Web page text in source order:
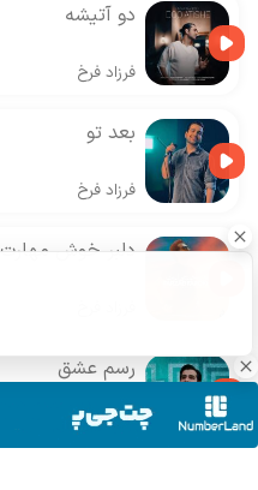
دو آتیشه
فرزاد فرخ
بعد تو
فرزاد فرخ
دلبر خوش مهارت
رسم عشق
فرزاد فرخ